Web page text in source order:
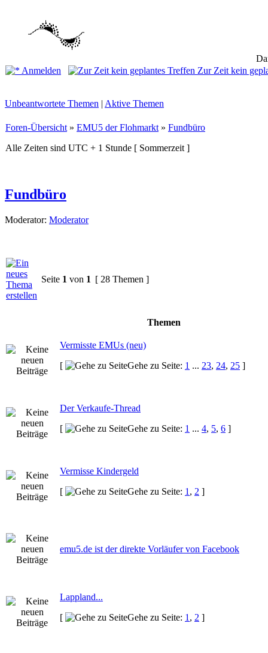
Anmelden
Zur Zeit kein
Unbeantwortete Themen | Aktive Themen
Foren-Übersicht » EMU5 der Flohmarkt » Fundbüro
Alle Zeiten sind UTC + 1 Stunde [ Sommerzeit ]
Fundbüro
Moderator: Moderator
Seite 1 von 1 [ 28 Themen ]
Themen
Vermisste EMUs (neu)
[
Gehe zu Seite: 1 ... 23, 24, 25 ]
Der Verkaufe-Thread
[
Gehe zu Seite: 1 ... 4, 5, 6 ]
Vermisse Kindergeld
[
Gehe zu Seite: 1 , 2 ]
emu5.de ist der direkte Vorläufer von Facebook
Lappland...
[
Gehe zu Seite: 1 , 2 ]